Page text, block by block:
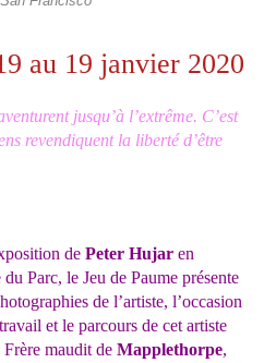
au 19 janvier 2020
jusqu’à l’extrême. C’est
revendiquent la liberté d’être
de Peter Hujar en
Parc, le Jeu de Paume présente
de l’artiste, l’occasion
et le parcours de cet artiste
maudit de Mapplethorpe,